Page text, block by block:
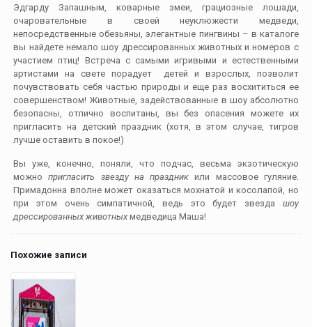
Эдгарду Запашным, коварные змеи, грациозные лошади,
очаровательные в своей неуклюжести медведи,
непосредственные обезьяны, элегантные пингвины – в каталоге
вы найдете немало шоу дрессированных животных и номеров с
участием птиц! Встреча с самыми игривыми и естественными
артистами на свете порадует детей и взрослых, позволит
почувствовать себя частью природы и еще раз восхититься ее
совершенством! Животные, задействованные в шоу абсолютно
безопасны, отлично воспитаны, вы без опасения можете их
пригласить на детский праздник (хотя, в этом случае, тигров
лучше оставить в покое!)
Вы уже, конечно, поняли, что подчас, весьма экзотическую
можнопригласить звезду на праздник или массовое гуляние.
Примадонна вполне может оказаться мохнатой и косолапой, но
при этом очень симпатичной, ведь это будет звезда шоу
дрессированных животных медведица Маша!
Похожие записи